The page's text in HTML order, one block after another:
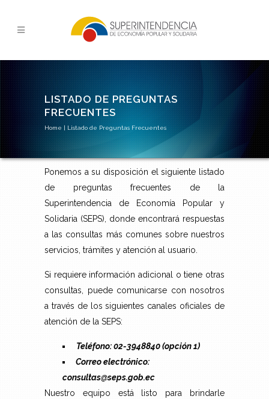
LISTADO DE PREGUNTAS
FRECUENTES
Home | Listado de Preguntas Frecuentes
Ponemos a su disposición el siguiente listado
de preguntas frecuentes de la
Superintendencia de Economía Popular y
Solidaria (SEPS), donde encontrará respuestas
a las consultas más comunes sobre nuestros
servicios, trámites y atención al usuario.
Si requiere información adicional o tiene otras
consultas, puede comunicarse con nosotros
a través de los siguientes canales oficiales de
atención de la SEPS:
Teléfono: 02-3948840 (opción 1)
Correo electrónico:
consultas@seps.gob.ec
Nuestro equipo está listo para brindarle